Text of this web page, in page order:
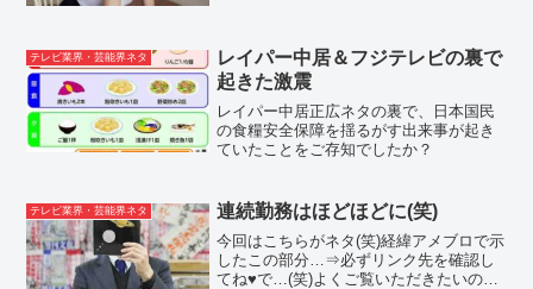
テレビ業界・芸能界ネタ
レイパー中居＆フジテレビの裏で
起きた激震
レイパー中居正広ネタの裏で、日本国民
の食糧安全保障を揺るがす出来事が起き
ていたことをご存知でしたか？
テレビ業界・芸能界ネタ 連続勤務はほどほどに(笑)
今回はこちらがネタ(笑)経緯アメブロで示
したこの部分…⇒必ずリンク先を確認し
てね♥で…(笑)よくご覧いただきたいのが